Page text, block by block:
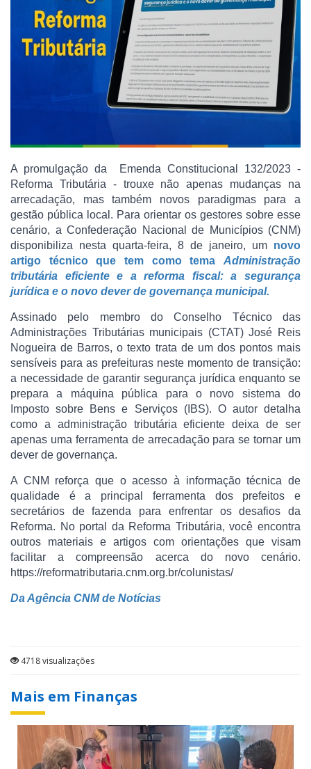
A promulgação da Emenda Constitucional 132/2023 -
Reforma Tributária - trouxe não apenas mudanças na
arrecadação, mas também novos paradigmas para a
gestão pública local. Para orientar os gestores sobre esse
cenário, a Confederação Nacional de Municípios (CNM)
disponibiliza nesta quarta-feira, 8 de janeiro, um novo
artigo técnico que tem como tema Administração
tributária eficiente e a reforma fiscal: a segurança
jurídica e o novo dever de governança municipal.
Assinado pelo membro do Conselho Técnico das
Administrações Tributárias municipais (CTAT) José Reis
Nogueira de Barros, o texto trata de um dos pontos mais
sensíveis para as prefeituras neste momento de transição:
a necessidade de garantir segurança jurídica enquanto se
prepara a máquina pública para o novo sistema do
Imposto sobre Bens e Serviços (IBS). O autor detalha
como a administração tributária eficiente deixa de ser
apenas uma ferramenta de arrecadação para se tornar um
dever de governança.
A CNM reforça que o acesso à informação técnica de
qualidade é a principal ferramenta dos prefeitos e
secretários de fazenda para enfrentar os desafios da
Reforma. No portal da Reforma Tributária, você encontra
outros materiais e artigos com orientações que visam
facilitar a compreensão acerca do novo cenário.
https://reformatributaria.cnm.org.br/colunistas/
Da Agência CNM de Notícias
4718 visualizações
Mais em Finanças